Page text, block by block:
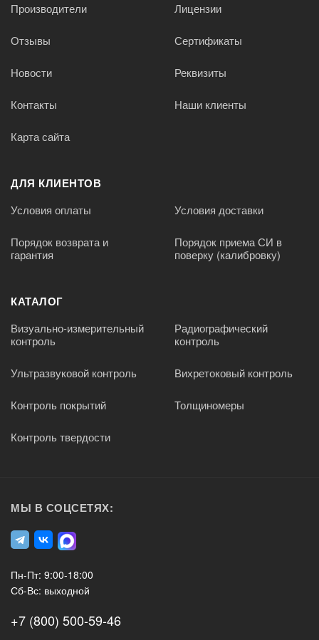
Производители Лицензии
Отзывы Сертификаты
Новости Реквизиты
Контакты Наши клиенты
Карта сайта
ДЛЯ КЛИЕНТОВ
Условия оплаты Условия доставки
Порядок возврата и
гарантия
Порядок приема СИ в
поверку (калибровку)
КАТАЛОГ
Визуально-измерительный
контроль
Радиографический
контроль
Ультразвуковой контроль Вихретоковый контроль
Контроль покрытий Толщиномеры
Контроль твердости
МЫ В СОЦСЕТЯХ:
Пн-Пт: 9:00-18:00
Сб-Вс: выходной
+7 (800) 500-59-46